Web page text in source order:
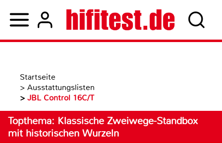
Startseite
> Ausstattungslisten
> JBL Control 16C/T
Topthema: Klassische Zweiwege-Standbox
mit historischen Wurzeln